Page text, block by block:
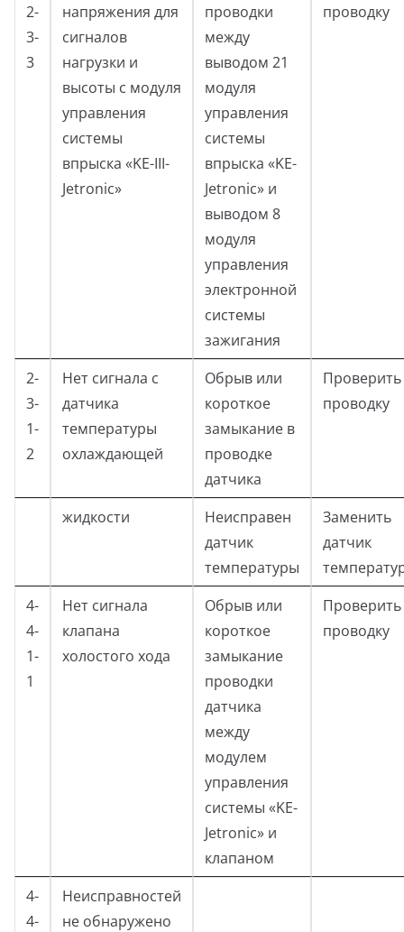
2-
3-
3
напряжения для
сигналов
нагрузки и
высоты с модуля
управления
системы
впрыска «KE-III-
Jetronic»
проводки
между
выводом 21
модуля
управления
системы
впрыска «KE-
Jetronic» и
выводом 8
модуля
управления
электронной
системы
зажигания
проводку
2-
3-
1-
2
Нет сигнала с
датчика
температуры
охлаждающей
Обрыв или
короткое
замыкание в
проводке
датчика
Проверить
проводку
жидкости
Неисправен
датчик
температуры
Заменить
датчик
4-
4-
1-
1
Нет сигнала
клапана
холостого хода
Обрыв или
короткое
замыкание
проводки
датчика
между
модулем
управления
системы «KE-
Jetronic» и
клапаном
Проверить
проводку
4-
4-
Неисправностей
не обнаружено